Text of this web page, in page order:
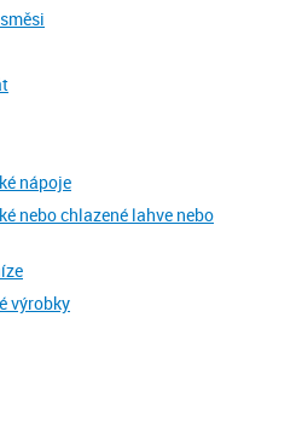
nápoje
nebo chlazené lahve nebo
výrobky